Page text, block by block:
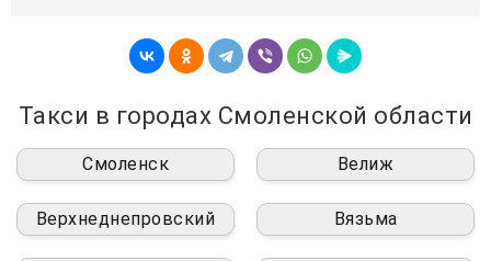
Такси в городах Смоленской области
Смоленск Велиж
Верхнеднепровский Вязьма